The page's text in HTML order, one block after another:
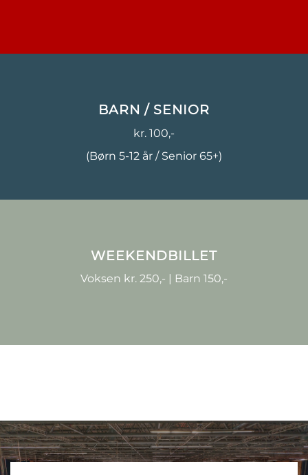
BARN / SENIOR
kr. 100,-
(Børn 5-12 år / Senior 65+)
WEEKENDBILLET
Voksen kr. 250,- | Barn 150,-